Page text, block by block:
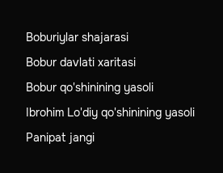
Boburiylar shajarasi
Bobur davlati xaritasi
Bobur qo'shinining yasoli
Ibrohim Lo'diy qo'shinining yasoli
Panipat jangi